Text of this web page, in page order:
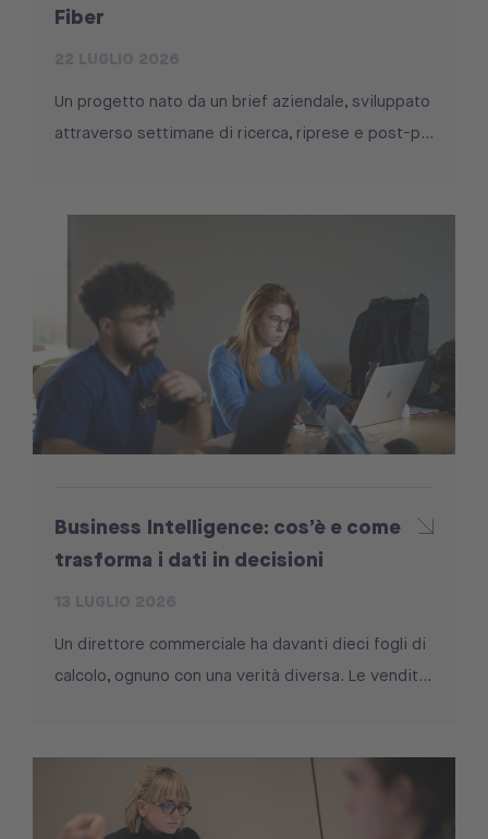
Fiber
Un progetto nato da un brief aziendale, sviluppato
attraverso settimane di ricerca, riprese e post-p...
Business Intelligence: cos’è e come
trasforma i dati in decisioni
Un direttore commerciale ha davanti dieci fogli di
calcolo, ognuno con una verità diversa. Le vendit...